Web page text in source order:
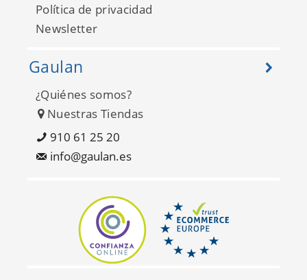
Política de privacidad
Newsletter
Gaulan
¿Quiénes somos?
Nuestras Tiendas
910 61 25 20
info@gaulan.es